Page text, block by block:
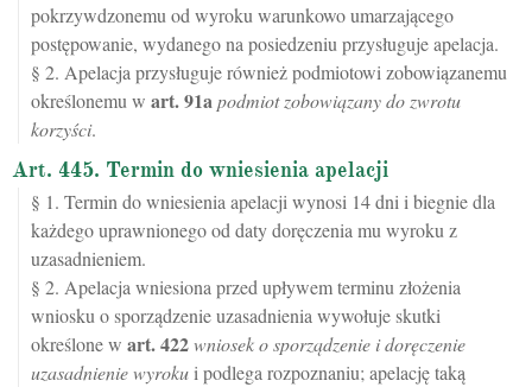
pokrzywdzonemu od wyroku warunkowo umarzającego
postępowanie, wydanego na posiedzeniu przysługuje apelacja.
§ 2. Apelacja przysługuje również podmiotowi zobowiązanemu
określonemu w art.91apodmiot zobowiązany do zwrotu
korzyści.
Art. 445. Termin do wniesienia apelacji
§ 1. Termin do wniesienia apelacji wynosi 14 dni i biegnie dla
każdego uprawnionego od daty doręczenia mu wyroku z
uzasadnieniem.
§ 2. Apelacja wniesiona przed upływem terminu złożenia
wniosku o sporządzenie uzasadnienia wywołuje skutki
określone w art.422wniosek o sporządzenie i doręczenie
uzasadnienie wyroku i podlega rozpoznaniu; apelację taką